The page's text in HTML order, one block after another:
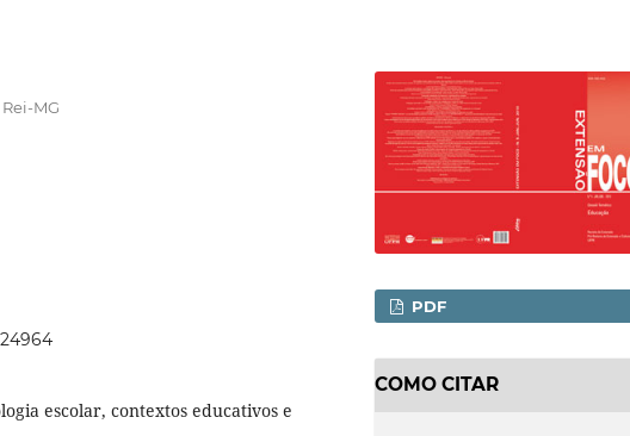
MG
escolar, contextos educativos e
PDF
COMO CITAR